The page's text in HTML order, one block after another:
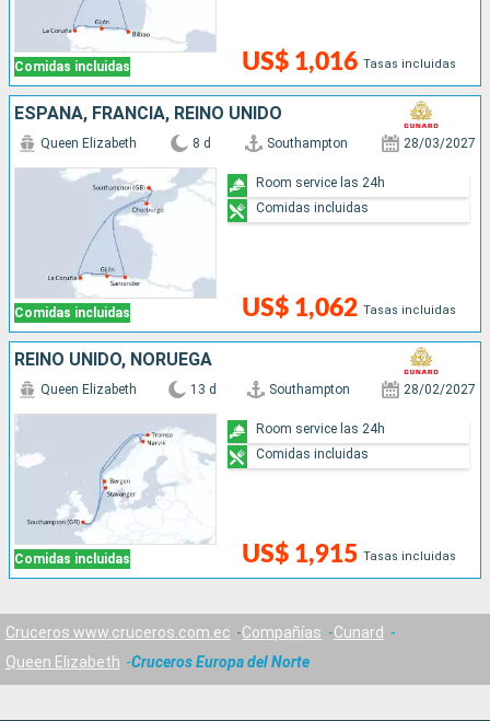
Comidas incluidas US$ 1,016 Tasas incluidas
ESPAÑA, FRANCIA, REINO UNIDO
Comidas incluidas
Queen Elizabeth 8 d Southampton 28/03/2027
US$ 1,062 Tasas incluidas
Room service las 24h
Comidas incluidas
REINO UNIDO, NORUEGA
Comidas incluidas
Queen Elizabeth 13 d Southampton 28/02/2027
US$ 1,915 Tasas incluidas
Room service las 24h
Comidas incluidas
Cruceros www.cruceros.com.ec Compañías
Cunard
Queen Elizabeth
Cruceros Europa del Norte